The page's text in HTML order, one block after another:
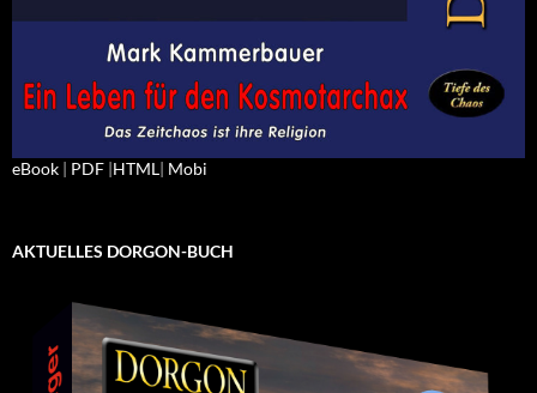
eBook | PDF |HTML| Mobi
AKTUELLES DORGON-BUCH